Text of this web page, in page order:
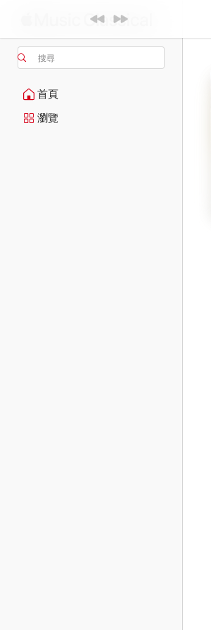
搜尋
首頁
瀏覽